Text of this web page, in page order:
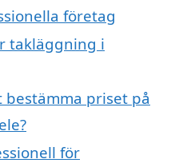
företag
takläggning i
priset på
för